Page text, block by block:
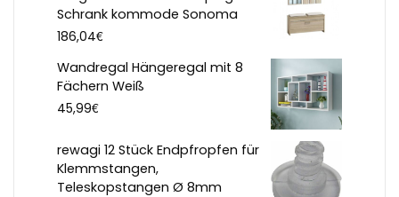
Schrank kommode Sonoma
186,04€
Wandregal Hängeregal mit 8
Fächern Weiß
45,99€
rewagi 12 Stück Endpfropfen für
Klemmstangen,
Teleskopstangen Ø 8mm